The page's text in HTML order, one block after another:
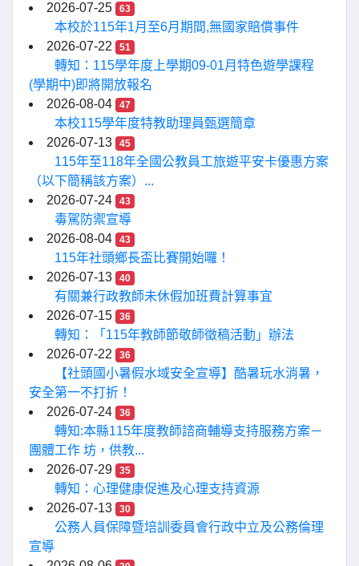
2026-07-25
63
本校於115年1月至6月期間,無國家賠償事件
2026-07-22
51
轉知：115學年度上學期09-01月特色遊學課程
(學期中)即將開放報名
2026-08-04
47
本校115學年度特教助理員甄選簡章
2026-07-13
45
115年至118年全國公教員工旅遊平安卡優惠方案
（以下簡稱該方案）...
2026-07-24
43
毒駕防禦宣導
2026-08-04
43
115年社頭鄉長盃比賽開始囉！
2026-07-13
40
有關兼行政教師未休假加班費計算事宜
2026-07-15
36
轉知：「115年教師節敬師徵稿活動」辦法
2026-07-22
36
【社頭國小暑假水域安全宣導】酷暑玩水消暑，
安全第一不打折！
2026-07-24
36
轉知:本縣115年度教師諮商輔導支持服務方案－
團體工作 坊，供教...
2026-07-29
35
轉知：心理健康促進及心理支持資源
2026-07-13
30
公務人員保障暨培訓委員會行政中立及公務倫理
宣導